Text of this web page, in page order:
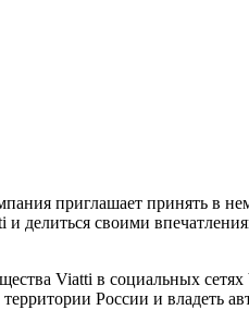
приглашает принять в
делиться своими
Viatti в социальных
России и владеть